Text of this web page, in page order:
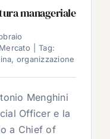
manageriale
Tag:
, organizzazione
Menghini
Officer e la
a Chief of